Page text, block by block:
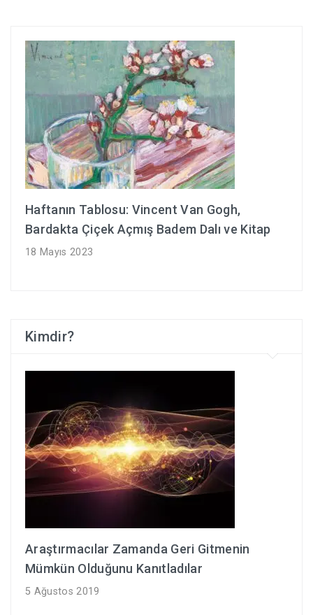
Haftanın Tablosu: Vincent Van Gogh,
Bardakta Çiçek Açmış Badem Dalı ve Kitap
18 Mayıs 2023
Kimdir?
Araştırmacılar Zamanda Geri Gitmenin
Mümkün Olduğunu Kanıtladılar
5 Ağustos 2019